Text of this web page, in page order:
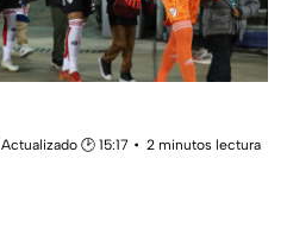
| Actualizado 🕑 15:17
2 minutos lectura